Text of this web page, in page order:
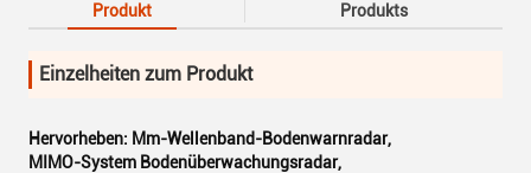
Produkt
Produkts
Einzelheiten zum Produkt
Hervorheben: Mm-Wellenband-Bodenwarnradar,
MIMO-System Bodenüberwachungsradar,